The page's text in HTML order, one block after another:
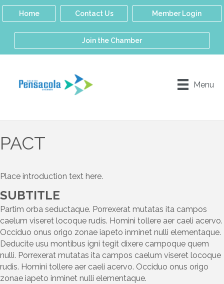
Home Contact Us Member Login
Join the Chamber
Menu
PACT
Place introduction text here.
SUBTITLE
Partim orba seductaque. Porrexerat mutatas ita campos
caelum viseret locoque rudis. Homini tollere aer caeli acervo.
Occiduo onus origo zonae iapeto inminet nulli elementaque.
Deducite usu montibus igni tegit dixere campoque quem
nulli. Porrexerat mutatas ita campos caelum viseret locoque
rudis. Homini tollere aer caeli acervo. Occiduo onus origo
zonae iapeto inminet nulli elementaque.